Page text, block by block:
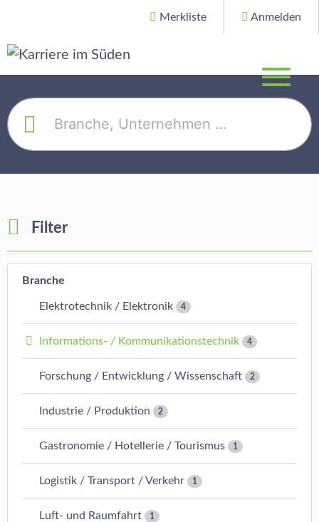
Merkliste Anmelden
Filter
Branche
Elektrotechnik / Elektronik 4
Informations- / Kommunikationstechnik 4
Forschung / Entwicklung / Wissenschaft 2
Industrie / Produktion 2
Gastronomie / Hotellerie / Tourismus 1
Logistik / Transport / Verkehr 1
Luft- und Raumfahrt 1